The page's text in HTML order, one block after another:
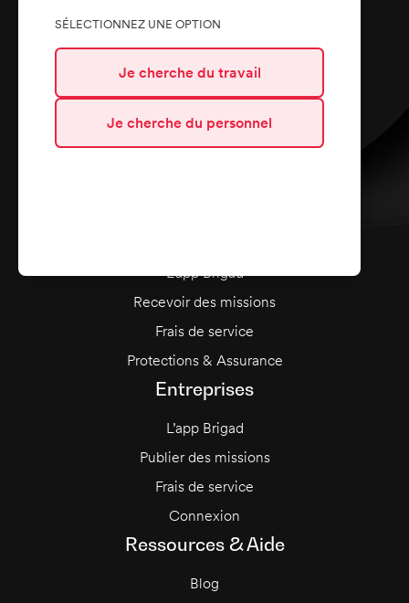
SÉLECTIONNEZ UNE OPTION
Je cherche du travail
Je cherche du personnel
Qui nous sommes ?
L’app Brigad
Recevoir des missions
Frais de service
Protections & Assurance
Entreprises
L’app Brigad
Publier des missions
Frais de service
Connexion
Ressources & Aide
Blog